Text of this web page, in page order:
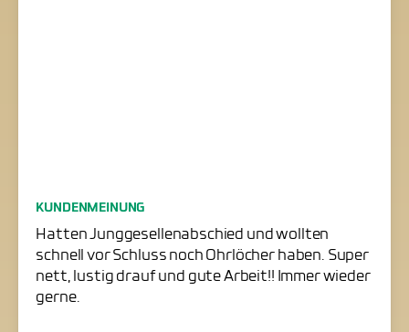
Junggesellenabschied
erfolgreich gerettet
KUNDENMEINUNG
Hatten Junggesellenabschied und wollten
schnell vor Schluss noch Ohrlöcher haben. Super
nett, lustig drauf und gute Arbeit!! Immer wieder
gerne.